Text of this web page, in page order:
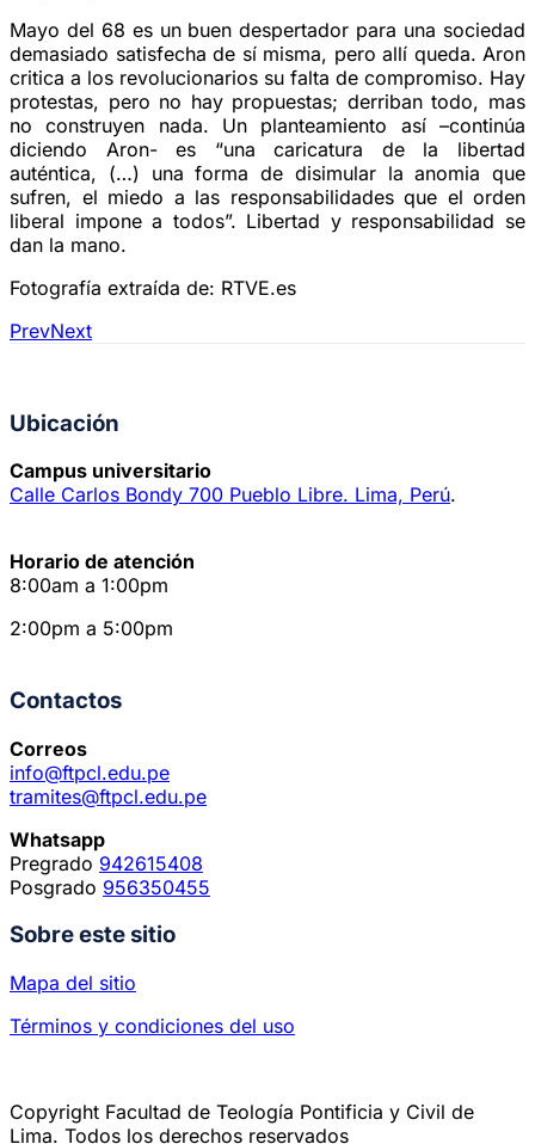
Mayo del 68 es un buen despertador para una sociedad
demasiado satisfecha de sí misma, pero allí queda. Aron
critica a los revolucionarios su falta de compromiso. Hay
protestas, pero no hay propuestas; derriban todo, mas
no construyen nada. Un planteamiento así –continúa
diciendo Aron- es “una caricatura de la libertad
auténtica, (…) una forma de disimular la anomia que
sufren, el miedo a las responsabilidades que el orden
liberal impone a todos”. Libertad y responsabilidad se
dan la mano.
Fotografía extraída de: RTVE.es
PrevNext
Ubicación
Campus universitario
Calle Carlos Bondy 700 Pueblo Libre. Lima, Perú.
Horario de atención
8:00am a 1:00pm
2:00pm a 5:00pm
Contactos
Correos
info@ftpcl.edu.pe
tramites@ftpcl.edu.pe
Whatsapp
Pregrado 942615408
Posgrado 956350455
Sobre este sitio
Mapa del sitio
Términos y condiciones del uso
Copyright Facultad de Teología Pontificia y Civil de
Lima. Todos los derechos reservados